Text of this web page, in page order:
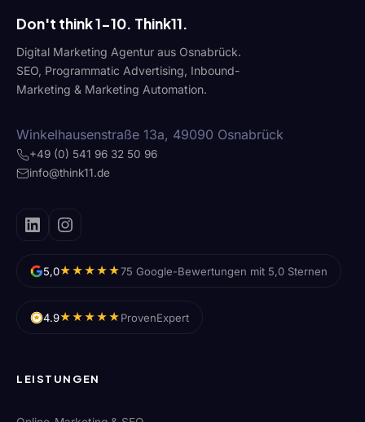
Don't think 1-10. Think11.
Digital Marketing Agentur aus Osnabrück.
SEO, Programmatic Advertising, Inbound-
Marketing & Marketing Automation.
Winkelhausenstraße 13a, 49090 Osnabrück
+49 (0) 541 96 32 50 96
info@think11.de
5,0★★★★★75 Google-Bewertungen mit 5,0 Sternen
4.9★★★★★ProvenExpert
LEISTUNGEN